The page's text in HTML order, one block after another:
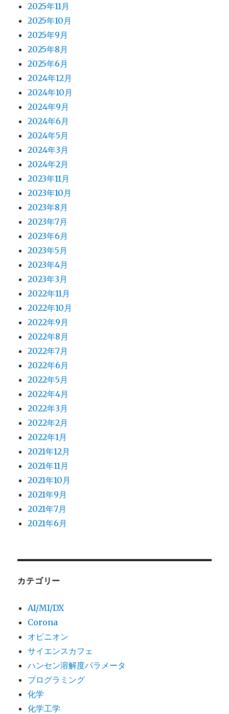
2025年11月
2025年10月
2025年9月
2025年8月
2025年6月
2024年12月
2024年10月
2024年9月
2024年6月
2024年5月
2024年3月
2024年2月
2023年11月
2023年10月
2023年8月
2023年7月
2023年6月
2023年5月
2023年4月
2023年3月
2022年11月
2022年10月
2022年9月
2022年8月
2022年7月
2022年6月
2022年5月
2022年4月
2022年3月
2022年2月
2022年1月
2021年12月
2021年11月
2021年10月
2021年9月
2021年7月
2021年6月
カテゴリー
AI/MI/DX
Corona
オピニオン
サイエンスカフェ
ハンセン溶解度パラメータ
プログラミング
化学
化学工学